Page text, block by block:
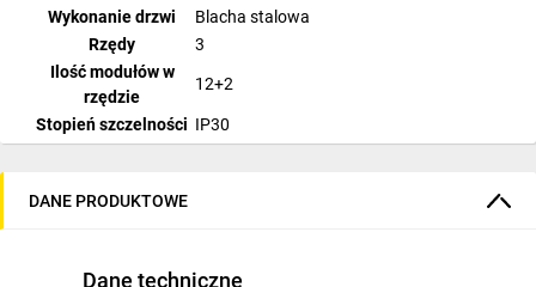
Wykonanie drzwi
Blacha stalowa
Rzędy
3
Ilość modułów w
rzędzie
12+2
Stopień szczelności IP30
Dostępne
DANE PRODUKTOWE
Dane techniczne